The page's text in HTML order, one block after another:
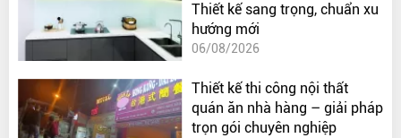
Thiết kế sang trọng, chuẩn xu
hướng mới
06/08/2026
Thiết kế thi công nội thất
quán ăn nhà hàng – giải pháp
trọn gói chuyên nghiệp